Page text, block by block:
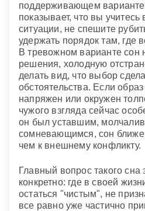
поддерживающем
показывает, что вы учитесь
ситуации, не спешите
удержать порядок там, где
В тревожном варианте сон
решения, холодную
делать вид, что выбор
обстоятельства. Если
напряжен или окружен
чужого взгляда сейчас
он был уставшим,
сомневающимся, сон ближе
чем к внешнему конфликту.
Главный вопрос такого сна
конкретно: где в своей
остаться "чистым", не
все равно уже частично